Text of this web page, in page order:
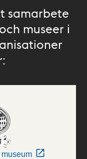
samarbete
museer i